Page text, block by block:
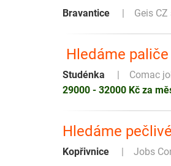
Bravantice Geis CZ
Hledáme
Studénka
Comac
29000 - 32000 Kč za
Hledáme
Kopřivnice Jobs